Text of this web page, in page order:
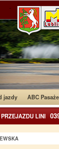
jazdy ABC
LINI